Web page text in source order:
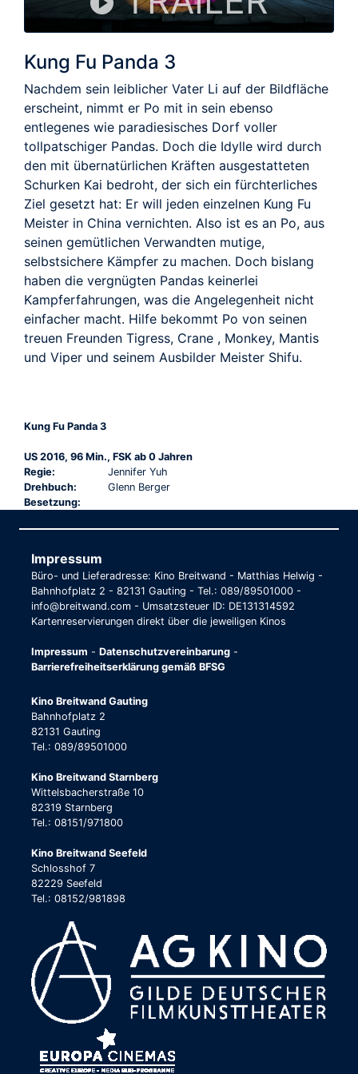
Kung Fu Panda 3
Nachdem sein leiblicher Vater Li auf der Bildfläche
erscheint, nimmt er Po mit in sein ebenso
entlegenes wie paradiesisches Dorf voller
tollpatschiger Pandas. Doch die Idylle wird durch
den mit übernatürlichen Kräften ausgestatteten
Schurken Kai bedroht, der sich ein fürchterliches
Ziel gesetzt hat: Er will jeden einzelnen Kung Fu
Meister in China vernichten. Also ist es an Po, aus
seinen gemütlichen Verwandten mutige,
selbstsichere Kämpfer zu machen. Doch bislang
haben die vergnügten Pandas keinerlei
Kampferfahrungen, was die Angelegenheit nicht
einfacher macht. Hilfe bekommt Po von seinen
treuen Freunden Tigress, Crane , Monkey, Mantis
und Viper und seinem Ausbilder Meister Shifu.
Kung Fu Panda 3
US 2016, 96 Min., FSK ab 0 Jahren
Regie:
Jennifer Yuh
Drehbuch:
Glenn Berger
Besetzung:
Impressum
Büro- und Lieferadresse: Kino Breitwand - Matthias Helwig -
Bahnhofplatz 2 - 82131 Gauting - Tel.: 089/89501000 -
info@breitwand.com - Umsatzsteuer ID: DE131314592
Kartenreservierungen direkt über die jeweiligen Kinos
Impressum - Datenschutzvereinbarung -
Barrierefreiheitserklärung gemäß BFSG
Kino Breitwand Gauting
Bahnhofplatz 2
82131 Gauting
Tel.: 089/89501000
Kino Breitwand Starnberg
Wittelsbacherstraße 10
82319 Starnberg
Tel.: 08151/971800
Kino Breitwand Seefeld
Schlosshof 7
82229 Seefeld
Tel.: 08152/981898